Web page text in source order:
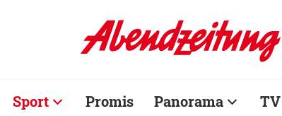
Sport Promis Panorama TV